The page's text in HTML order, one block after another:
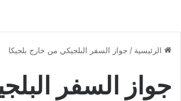
الرئيسية / جواز السفر البلجيكي من خارج بلجيكا
جواز السفر